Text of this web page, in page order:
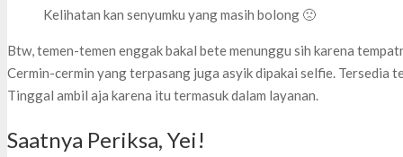
Kelihatan kan senyumku yang masih bolong 🙁
Btw, temen-temen enggak bakal bete menunggu sih karena
Cermin-cermin yang terpasang juga asyik dipakai selfie. Tersedia
Tinggal ambil aja karena itu termasuk dalam layanan.
Saatnya Periksa, Yei!